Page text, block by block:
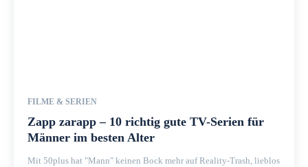
FILME & SERIEN
Zapp zarapp – 10 richtig gute TV-Serien für
Männer im besten Alter
Mit 50plus hat "Mann" keinen Bock mehr auf Reality-Trash, lieblos